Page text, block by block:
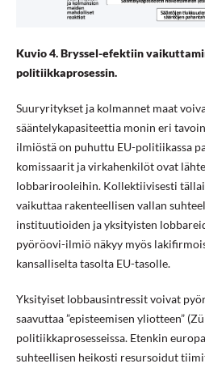
Kuvio 4. Bryssel-efektiin
politiikkaprosessin.
Suuryritykset ja kolmannet maat
sääntelykapasiteettia monin eri
ilmiöstä on puhuttu EU-politiikassa
komissaarit ja virkahenkilöt ovat
lobbarirooleihin. Kollektiivisesti
vaikuttaa rakenteellisen vallan
instituutioiden ja yksityisten
pyöröovi-ilmiö näkyy myös
kansalliselta tasolta EU-tasolle.
Yksityiset lobbausintressit voivat
saavuttaa ”episteemisen yliotteen”
politiikkaprosesseissa. Etenkin
suhteellisen heikosti resursoidut